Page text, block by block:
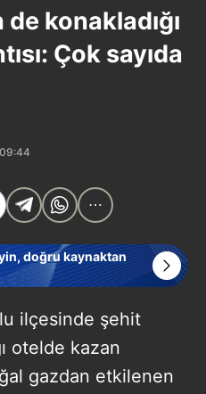
konakladığı
Çok sayıda
doğru kaynaktan
ilçesinde şehit
otelde kazan
gazdan etkilenen